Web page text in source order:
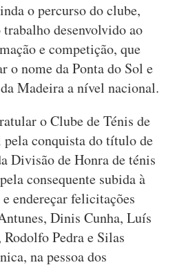
o percurso do clube,
desenvolvido ao
e competição, que
o nome da Ponta do Sol e
Madeira a nível nacional.
o Clube de Ténis de
pela conquista do título de
Divisão de Honra de ténis
consequente subida à
endereçar felicitações
Dinis Cunha, Luís
Pedra e Silas
na pessoa dos